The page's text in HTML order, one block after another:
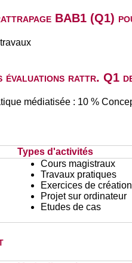
BAB1 (Q1)
évaluations rattr. Q1
médiatisée : 10 %
Types d'activités
Cours magistraux
Travaux pratiques
Exercices de
Projet sur ordinateur
Etudes de cas